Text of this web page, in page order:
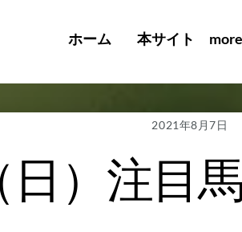
ホーム 本サイト
2021年8月7日
）注目